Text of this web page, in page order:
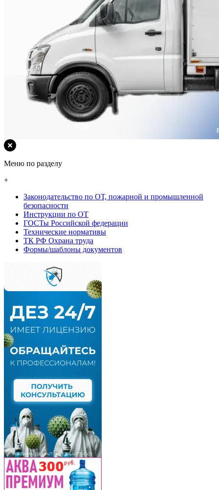
Меню по разделу
+
Законодательство по ОТ, пожарной и промышленной
безопасности
Инструкции по ОТ
ГОСТы Российской федерации
Технические нормативы
ТК РФ Охрана труда
Формы/шаблоны документов